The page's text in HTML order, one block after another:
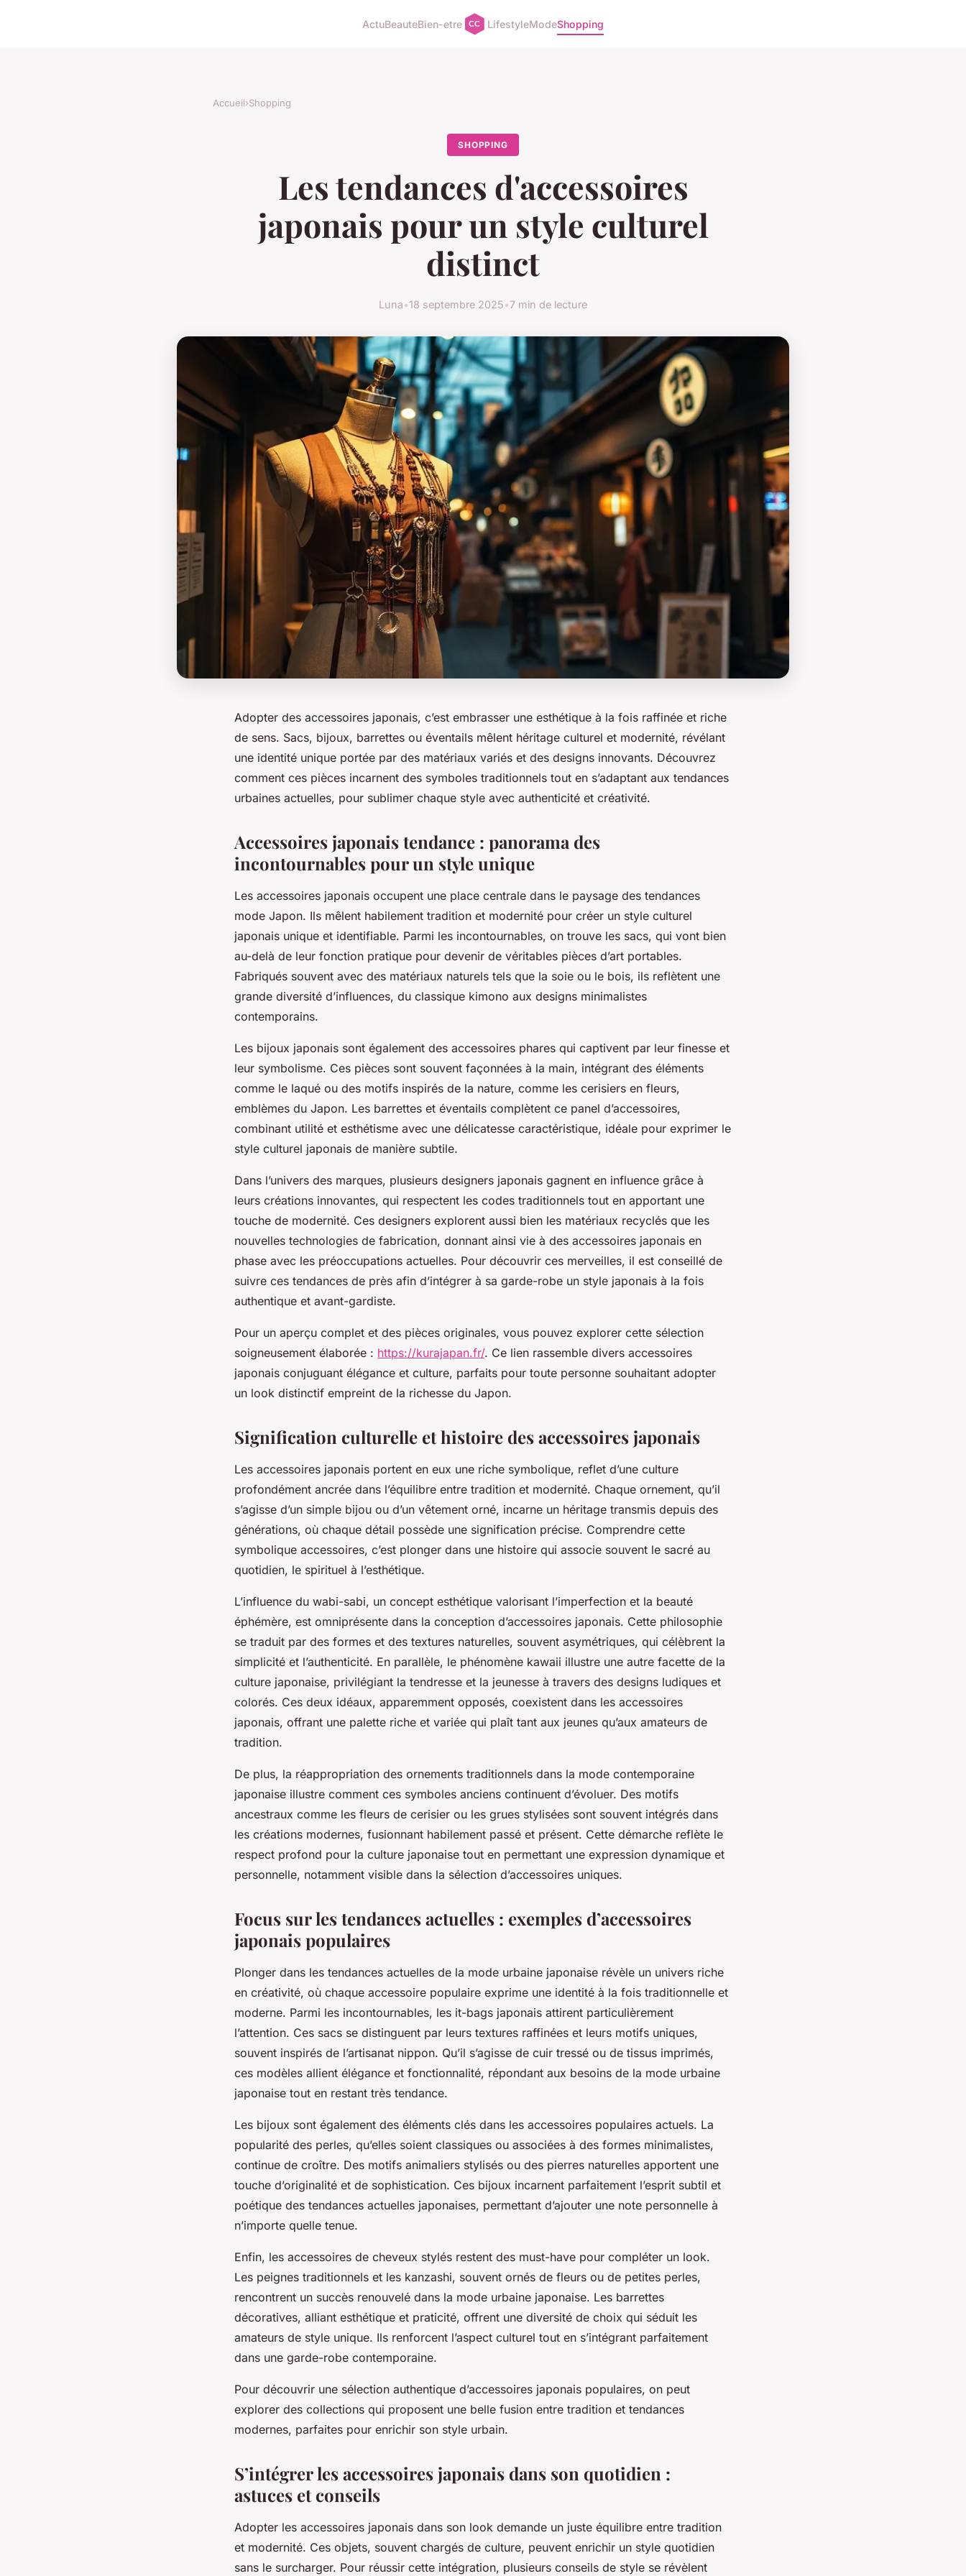
ActuBeauteBien-etre LifestyleModeShopping
Accueil›Shopping
SHOPPING
Les tendances d'accessoires
japonais pour un style culturel
distinct
Luna•18 septembre 2025•7 min de lecture
Adopter des accessoires japonais, c’est embrasser une esthétique à la fois raffinée et riche
de sens. Sacs, bijoux, barrettes ou éventails mêlent héritage culturel et modernité, révélant
une identité unique portée par des matériaux variés et des designs innovants. Découvrez
comment ces pièces incarnent des symboles traditionnels tout en s’adaptant aux tendances
urbaines actuelles, pour sublimer chaque style avec authenticité et créativité.
Accessoires japonais tendance : panorama des
incontournables pour un style unique
Les accessoires japonais occupent une place centrale dans le paysage des tendances
mode Japon. Ils mêlent habilement tradition et modernité pour créer un style culturel
japonais unique et identifiable. Parmi les incontournables, on trouve les sacs, qui vont bien
au-delà de leur fonction pratique pour devenir de véritables pièces d’art portables.
Fabriqués souvent avec des matériaux naturels tels que la soie ou le bois, ils reflètent une
grande diversité d’influences, du classique kimono aux designs minimalistes
contemporains.
Les bijoux japonais sont également des accessoires phares qui captivent par leur finesse et
leur symbolisme. Ces pièces sont souvent façonnées à la main, intégrant des éléments
comme le laqué ou des motifs inspirés de la nature, comme les cerisiers en fleurs,
emblèmes du Japon. Les barrettes et éventails complètent ce panel d’accessoires,
combinant utilité et esthétisme avec une délicatesse caractéristique, idéale pour exprimer le
style culturel japonais de manière subtile.
Dans l’univers des marques, plusieurs designers japonais gagnent en influence grâce à
leurs créations innovantes, qui respectent les codes traditionnels tout en apportant une
touche de modernité. Ces designers explorent aussi bien les matériaux recyclés que les
nouvelles technologies de fabrication, donnant ainsi vie à des accessoires japonais en
phase avec les préoccupations actuelles. Pour découvrir ces merveilles, il est conseillé de
suivre ces tendances de près afin d’intégrer à sa garde-robe un style japonais à la fois
authentique et avant-gardiste.
Pour un aperçu complet et des pièces originales, vous pouvez explorer cette sélection
soigneusement élaborée : https://kurajapan.fr/. Ce lien rassemble divers accessoires
japonais conjuguant élégance et culture, parfaits pour toute personne souhaitant adopter
un look distinctif empreint de la richesse du Japon.
Signification culturelle et histoire des accessoires japonais
Les accessoires japonais portent en eux une riche symbolique, reflet d’une culture
profondément ancrée dans l’équilibre entre tradition et modernité. Chaque ornement, qu’il
s’agisse d’un simple bijou ou d’un vêtement orné, incarne un héritage transmis depuis des
générations, où chaque détail possède une signification précise. Comprendre cette
symbolique accessoires, c’est plonger dans une histoire qui associe souvent le sacré au
quotidien, le spirituel à l’esthétique.
L’influence du wabi-sabi, un concept esthétique valorisant l’imperfection et la beauté
éphémère, est omniprésente dans la conception d’accessoires japonais. Cette philosophie
se traduit par des formes et des textures naturelles, souvent asymétriques, qui célèbrent la
simplicité et l’authenticité. En parallèle, le phénomène kawaii illustre une autre facette de la
culture japonaise, privilégiant la tendresse et la jeunesse à travers des designs ludiques et
colorés. Ces deux idéaux, apparemment opposés, coexistent dans les accessoires
japonais, offrant une palette riche et variée qui plaît tant aux jeunes qu’aux amateurs de
tradition.
De plus, la réappropriation des ornements traditionnels dans la mode contemporaine
japonaise illustre comment ces symboles anciens continuent d’évoluer. Des motifs
ancestraux comme les fleurs de cerisier ou les grues stylisées sont souvent intégrés dans
les créations modernes, fusionnant habilement passé et présent. Cette démarche reflète le
respect profond pour la culture japonaise tout en permettant une expression dynamique et
personnelle, notamment visible dans la sélection d’accessoires uniques.
Focus sur les tendances actuelles : exemples d’accessoires
japonais populaires
Plonger dans les tendances actuelles de la mode urbaine japonaise révèle un univers riche
en créativité, où chaque accessoire populaire exprime une identité à la fois traditionnelle et
moderne. Parmi les incontournables, les it-bags japonais attirent particulièrement
l’attention. Ces sacs se distinguent par leurs textures raffinées et leurs motifs uniques,
souvent inspirés de l’artisanat nippon. Qu’il s’agisse de cuir tressé ou de tissus imprimés,
ces modèles allient élégance et fonctionnalité, répondant aux besoins de la mode urbaine
japonaise tout en restant très tendance.
Les bijoux sont également des éléments clés dans les accessoires populaires actuels. La
popularité des perles, qu’elles soient classiques ou associées à des formes minimalistes,
continue de croître. Des motifs animaliers stylisés ou des pierres naturelles apportent une
touche d’originalité et de sophistication. Ces bijoux incarnent parfaitement l’esprit subtil et
poétique des tendances actuelles japonaises, permettant d’ajouter une note personnelle à
n’importe quelle tenue.
Enfin, les accessoires de cheveux stylés restent des must-have pour compléter un look.
Les peignes traditionnels et les kanzashi, souvent ornés de fleurs ou de petites perles,
rencontrent un succès renouvelé dans la mode urbaine japonaise. Les barrettes
décoratives, alliant esthétique et praticité, offrent une diversité de choix qui séduit les
amateurs de style unique. Ils renforcent l’aspect culturel tout en s’intégrant parfaitement
dans une garde-robe contemporaine.
Pour découvrir une sélection authentique d’accessoires japonais populaires, on peut
explorer des collections qui proposent une belle fusion entre tradition et tendances
modernes, parfaites pour enrichir son style urbain.
S’intégrer les accessoires japonais dans son quotidien :
astuces et conseils
Adopter les accessoires japonais dans son look demande un juste équilibre entre tradition
et modernité. Ces objets, souvent chargés de culture, peuvent enrichir un style quotidien
sans le surcharger. Pour réussir cette intégration, plusieurs conseils de style se révèlent